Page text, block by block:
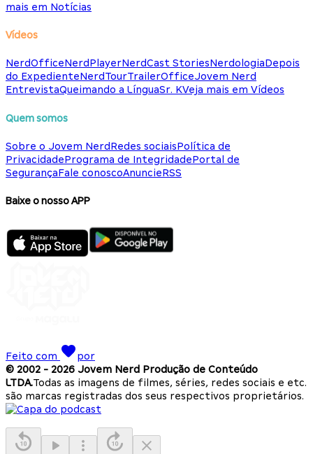
mais em Notícias
Vídeos
NerdOfficeNerdPlayerNerdCast StoriesNerdologiaDepois
do ExpedienteNerdTourTrailerOfficeJovem Nerd
EntrevistaQueimando a LínguaSr. KVeja mais em Vídeos
Quem somos
Sobre o Jovem NerdRedes sociaisPolítica de
PrivacidadePrograma de IntegridadePortal de
SegurançaFale conoscoAnuncieRSS
Baixe o nosso APP
Feito com
por
© 2002 - 2026 Jovem Nerd Produção de Conteúdo
LTDA.Todas as imagens de filmes, séries, redes sociais e etc.
são marcas registradas dos seus respectivos proprietários.